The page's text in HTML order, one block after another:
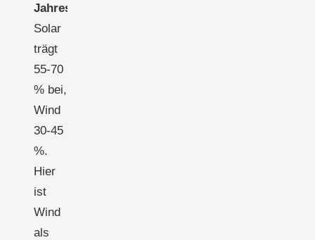
Jahresmittel):
Solar
trägt
55-70
% bei,
Wind
30-45
%.
Hier
ist
Wind
als